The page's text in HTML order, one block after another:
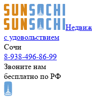
с удовольствием
Сочи
8-938-496-86-99
Звоните нам
бесплатно по РФ